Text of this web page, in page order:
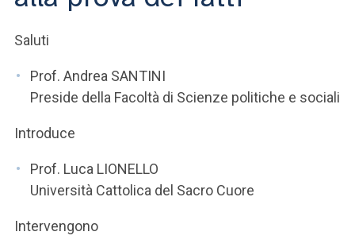
SEI UN DOCENTE O UN MEMBRO DELLO STAFF
ACCEDI A CLOUDMAIL
Saluti
Prof. Andrea SANTINI
Preside della Facoltà di Scienze politiche e sociali
Introduce
Prof. Luca LIONELLO
Università Cattolica del Sacro Cuore
Intervengono